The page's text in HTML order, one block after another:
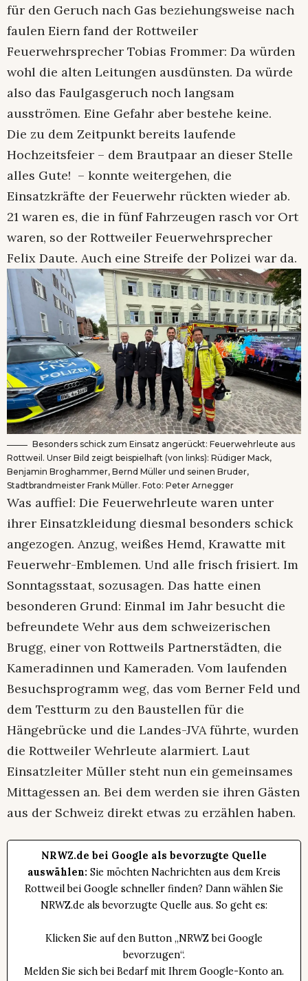
für den Geruch nach Gas beziehungsweise nach
faulen Eiern fand der Rottweiler
Feuerwehrsprecher Tobias Frommer: Da würden
wohl die alten Leitungen ausdünsten. Da würde
also das Faulgasgeruch noch langsam
ausströmen. Eine Gefahr aber bestehe keine.
Die zu dem Zeitpunkt bereits laufende
Hochzeitsfeier – dem Brautpaar an dieser Stelle
alles Gute! – konnte weitergehen, die
Einsatzkräfte der Feuerwehr rückten wieder ab.
21 waren es, die in fünf Fahrzeugen rasch vor Ort
waren, so der Rottweiler Feuerwehrsprecher
Felix Daute. Auch eine Streife der Polizei war da.
Besonders schick zum Einsatz angerückt: Feuerwehrleute aus
Rottweil. Unser Bild zeigt beispielhaft (von links): Rüdiger Mack,
Benjamin Broghammer, Bernd Müller und seinen Bruder,
Stadtbrandmeister Frank Müller. Foto: Peter Arnegger
Was auffiel: Die Feuerwehrleute waren unter
ihrer Einsatzkleidung diesmal besonders schick
angezogen. Anzug, weißes Hemd, Krawatte mit
Feuerwehr-Emblemen. Und alle frisch frisiert. Im
Sonntagsstaat, sozusagen. Das hatte einen
besonderen Grund: Einmal im Jahr besucht die
befreundete Wehr aus dem schweizerischen
Brugg, einer von Rottweils Partnerstädten, die
Kameradinnen und Kameraden. Vom laufenden
Besuchsprogramm weg, das vom Berner Feld und
dem Testturm zu den Baustellen für die
Hängebrücke und die Landes-JVA führte, wurden
die Rottweiler Wehrleute alarmiert. Laut
Einsatzleiter Müller steht nun ein gemeinsames
Mittagessen an. Bei dem werden sie ihren Gästen
aus der Schweiz direkt etwas zu erzählen haben.
NRWZ.de bei Google als bevorzugte Quelle
auswählen: Sie möchten Nachrichten aus dem Kreis
Rottweil bei Google schneller finden? Dann wählen Sie
NRWZ.de als bevorzugte Quelle aus. So geht es:
Klicken Sie auf den Button „NRWZ bei Google
bevorzugen“.
Melden Sie sich bei Bedarf mit Ihrem Google-Konto an.